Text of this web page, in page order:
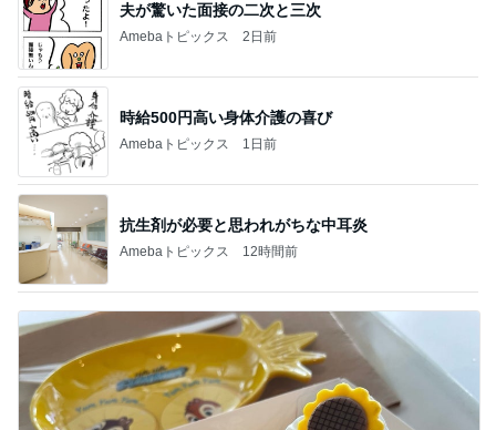
夫が驚いた面接の二次と三次
Amebaトピックス 2日前
時給500円高い身体介護の喜び
Amebaトピックス 1日前
抗生剤が必要と思われがちな中耳炎
Amebaトピックス 12時間前